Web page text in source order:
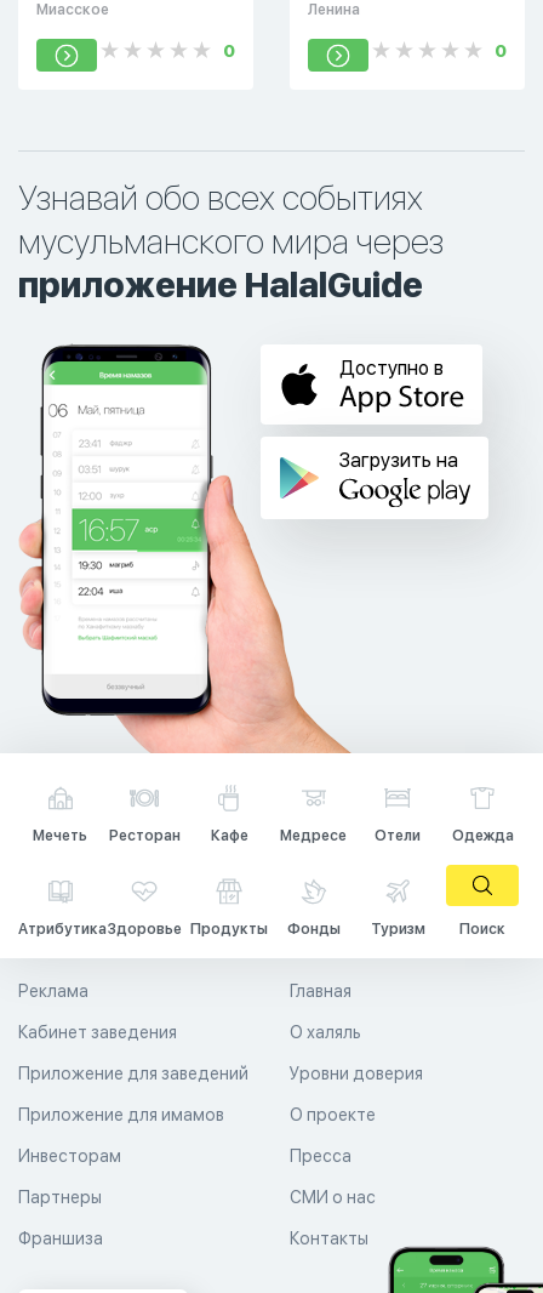
Миасское
0
Ленина
0
Узнавай обо всех событиях
мусульманского мира через
приложение HalalGuide
Доступно в
Загрузить на
Мечеть Ресторан Кафе Медресе Отели Одежда
АтрибутикаЗдоровье Продукты Фонды Туризм Поиск
Главная
О халяль
Уровни доверия
Реклама
Кабинет заведения
Приложение для заведений
Приложение для имамов О проекте
Пресса
СМИ о нас
Контакты
Инвесторам
Партнеры
Франшиза